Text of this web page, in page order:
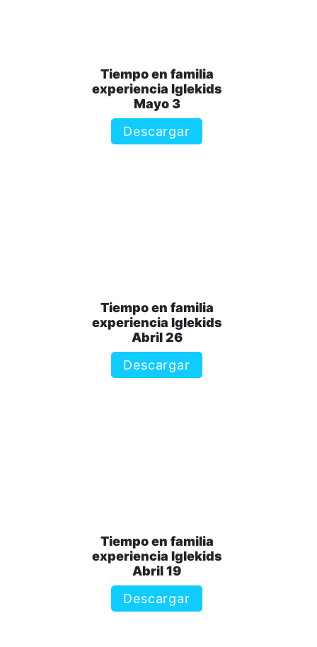
Tiempo en familia
experiencia Iglekids
Mayo 3
Descargar
Tiempo en familia
experiencia Iglekids
Abril 26
Descargar
Tiempo en familia
experiencia Iglekids
Abril 19
Descargar